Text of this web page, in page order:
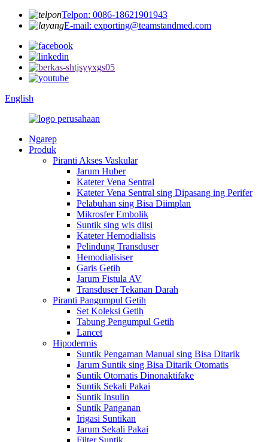
Telpon: 0086-18621901943
E-mail: exporting@teamstandmed.com
English
Ngarep
Produk
Piranti Akses Vaskular
Jarum Huber
Kateter Vena Sentral
Kateter Vena Sentral sing Dipasang ing Perifer
Pelabuhan sing Bisa Diimplan
Mikrosfer Embolik
Suntik sing wis diisi
Kateter Hemodialisis
Pelindung Transduser
Hemodialisiser
Garis Getih
Jarum Fistula AV
Transduser Tekanan Darah
Piranti Pangumpul Getih
Set Koleksi Getih
Tabung Pengumpul Getih
Lancet
Hipodermis
Suntik Pengaman Manual sing Bisa Ditarik
Jarum Suntik sing Bisa Ditarik Otomatis
Suntik Otomatis Dinonaktifake
Suntik Sekali Pakai
Suntik Insulin
Suntik Panganan
Irigasi Suntikan
Jarum Sekali Pakai
Filter Suntik